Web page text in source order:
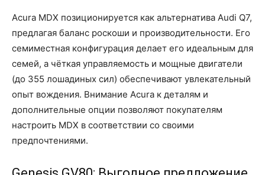
Acura MDX позиционируется как альтернатива Audi Q7,
предлагая баланс роскоши и производительности. Его
семиместная конфигурация делает его идеальным для
семей, а чёткая управляемость и мощные двигатели
(до 355 лошадиных сил) обеспечивают увлекательный
опыт вождения. Внимание Acura к деталям и
дополнительные опции позволяют покупателям
настроить MDX в соответствии со своими
предпочтениями.